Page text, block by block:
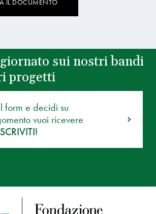
IL DOCUMENTO
sui nostri bandi
progetti
form e decidi su
vuoi ricevere